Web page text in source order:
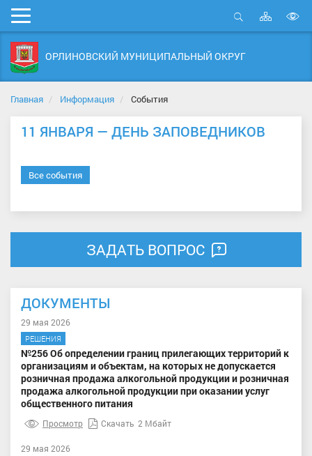
Мобильное
меню
Открыть
Карта
сайта
ОРЛИНОВСКИЙ МУНИЦИПАЛЬНЫЙ ОКРУГ
Главная Информация События
11 ЯНВАРЯ — ДЕНЬ ЗАПОВЕДНИКОВ
Все события
ЗАДАТЬ ВОПРОС
ДОКУМЕНТЫ
29 мая 2026
РЕШЕНИЯ
№256 Об определении границ прилегающих территорий к
организациям и объектам, на которых не допускается
розничная продажа алкогольной продукции и розничная
продажа алкогольной продукции при оказании услуг
общественного питания
Просмотр Скачать 2 Мбайт
29 мая 2026